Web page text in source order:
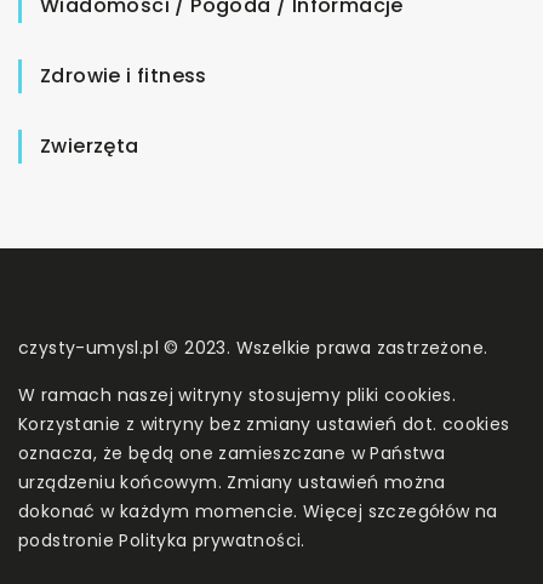
Zdrowie i fitness
Zwierzęta
czysty-umysl.pl © 2023. Wszelkie prawa zastrzeżone.
W ramach naszej witryny stosujemy pliki cookies.
Korzystanie z witryny bez zmiany ustawień dot. cookies
oznacza, że będą one zamieszczane w Państwa
urządzeniu końcowym. Zmiany ustawień można
dokonać w każdym momencie. Więcej szczegółów na
podstroniePolityka prywatności.